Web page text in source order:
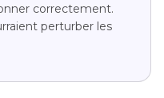
correctement.
perturber les